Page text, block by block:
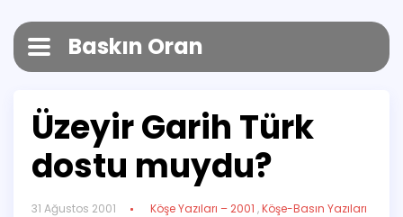
Baskın Oran
Üzeyir Garih Türk
dostu muydu?
31 Ağustos 2001 Köşe Yazıları – 2001 ,Köşe-Basın Yazıları